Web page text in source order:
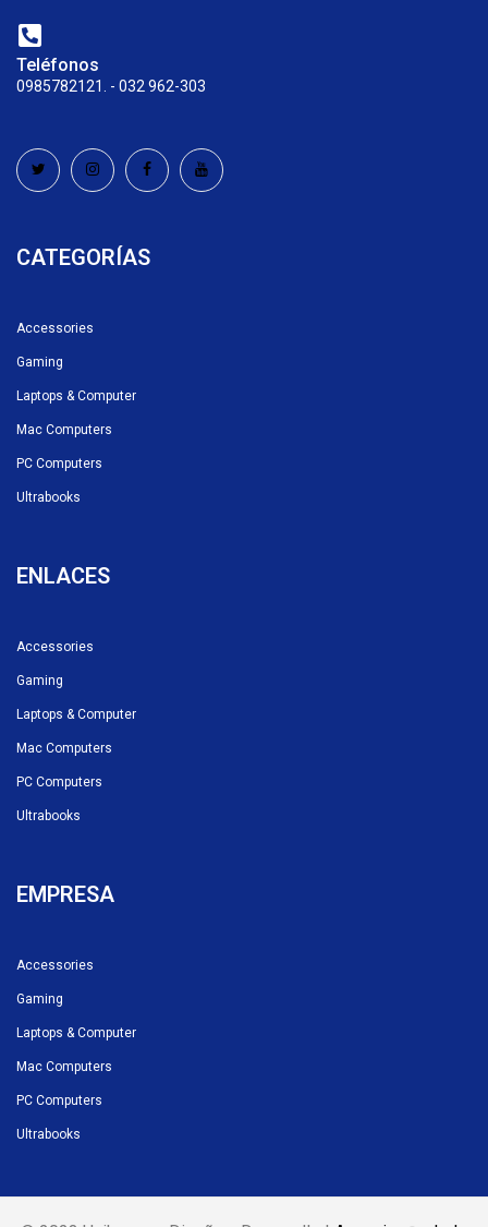
Teléfonos
0985782121. - 032 962-303
CATEGORÍAS
Accessories
Gaming
Laptops & Computer
Mac Computers
PC Computers
Ultrabooks
ENLACES
Accessories
Gaming
Laptops & Computer
Mac Computers
PC Computers
Ultrabooks
EMPRESA
Accessories
Gaming
Laptops & Computer
Mac Computers
PC Computers
Ultrabooks